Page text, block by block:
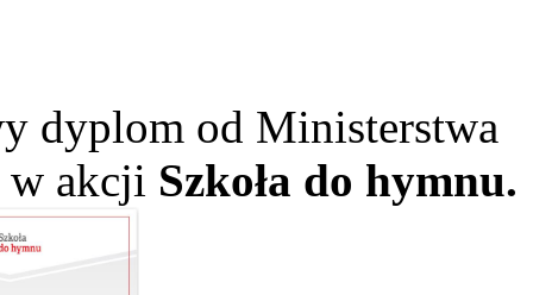
dyplom od Ministerstwa
w akcji Szkoła do hymnu.